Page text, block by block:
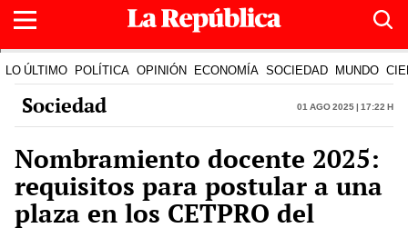
LO ÚLTIMO POLÍTICA OPINIÓN ECONOMÍA SOCIEDAD MUNDO
Sociedad 01 Ago 2025 | 17:22 h
Nombramiento docente 2025:
requisitos para postular a una
plaza en los CETPRO del